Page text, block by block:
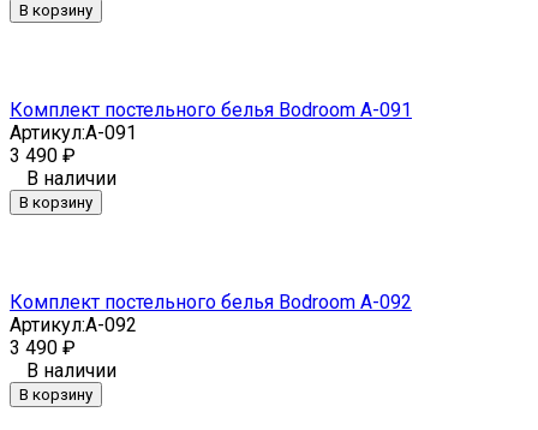
В корзину
Комплект постельного белья Bodroom A-091
Артикул:A-091
3 490 ₽
В наличии
В корзину
Комплект постельного белья Bodroom A-092
Артикул:A-092
3 490 ₽
В наличии
В корзину